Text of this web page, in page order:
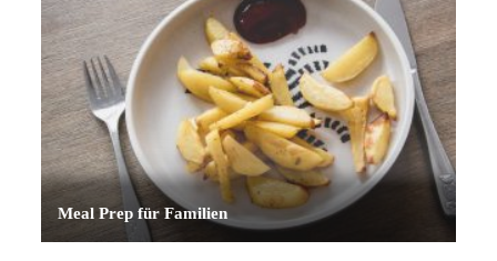
Meal Prep für Familien